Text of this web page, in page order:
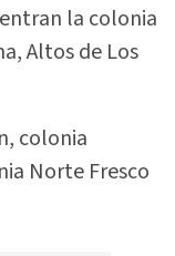
la colonia
Altos de Los
colonia
Norte Fresco